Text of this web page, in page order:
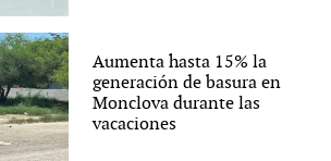
Aumenta hasta 15% la
generación de basura en
Monclova durante las
vacaciones